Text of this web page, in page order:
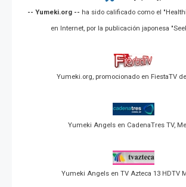
-- Yumeki.org -- ha sido calificado como el
en Internet, por la publicación japonesa
Yumeki.org, promocionado en FiestaTV
Yumeki Angels en CadenaTres TV,
Yumeki Angels en TV Azteca 13 HDTV